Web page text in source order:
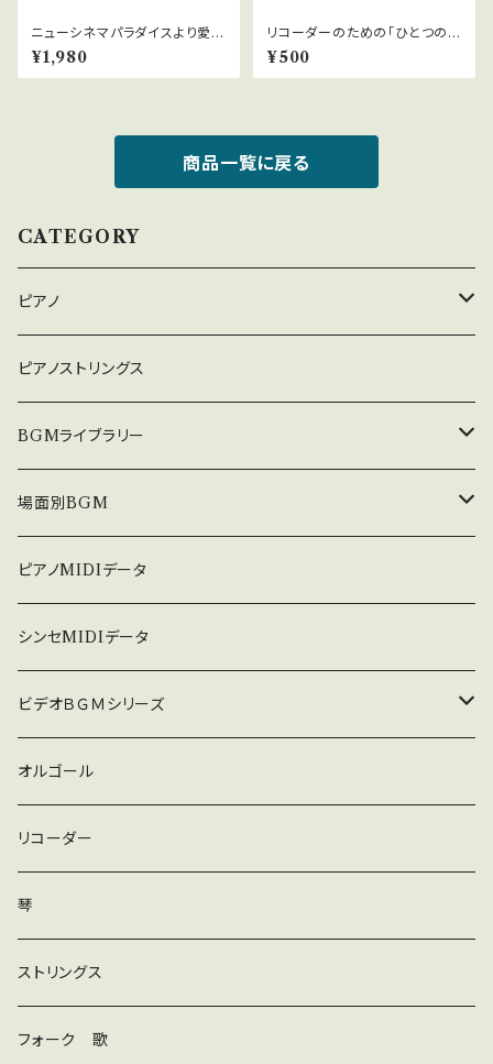
ニューシネマパラダイスより愛の
テーマ 楽譜と伴奏音源
¥1,980
リコーダーのための「ひとつの
箱」楽譜・伴奏音源セット
¥500
商品一覧に戻る
CATEGORY
ピアノ
癒しのピアノ
中北利男 夢シリーズ
５０８曲シリーズ
３６０曲シリーズ
ピアノストリングス
BGMライブラリー
オルゴール
場面別BGM
悲しい
暗い
普通
ピアノMIDIデータ
シンセMIDIデータ
ビデオＢＧＭシリーズ
ロック
ラテン
ダンス
和風
京都
ストリングス
オルゴール
リコーダー
琴
ストリングス
フォーク 歌